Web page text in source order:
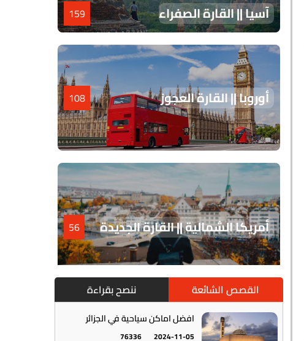
آسيا || القارة الصفراء 159
أوروبا || القارة العجوز 108
أمريكا الشمالية || القارة الجديدة 56
القصص الشائعة ننصح بقراءة
افضل اماكن سياحية في الجزائر
2024-11-05
76336